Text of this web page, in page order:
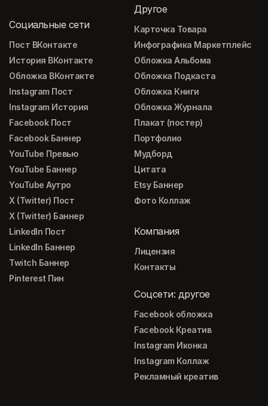
Социальные сети
Пост ВКонтакте
История ВКонтакте
Обложка ВКонтакте
Instagram Пост
Instagram История
Facebook Пост
Facebook Баннер
YouTube Превью
YouTube Баннер
YouTube Аутро
X (Twitter) Пост
X (Twitter) Баннер
LinkedIn Пост
LinkedIn Баннер
Twitch Баннер
Pinterest Пин
Другое
Карточка Товара
Инфографика Маркетплейс
Обложка Альбома
Обложка Подкаста
Обложка Книги
Обложка Журнала
Плакат (постер)
Портфолио
Мудборд
Цитата
Etsy Баннер
Фото Коллаж
Компания
Лицензия
Контакты
Соцсети: другое
Facebook обложка
Facebook Креатив
Instagram Иконка
Instagram Коллаж
Рекламный креатив